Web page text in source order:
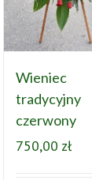
Wieniec
tradycyjny
czerwony
750,00 zł